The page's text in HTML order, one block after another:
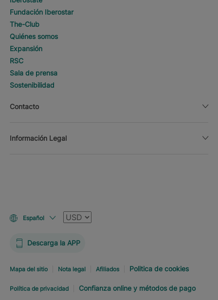
Fundación Iberostar
The-Club
Quiénes somos
Expansión
RSC
Sala de prensa
Sostenibilidad
Contacto
Información Legal
Español Moneda
Descarga la APP
Mapa del sitio Nota legal Afiliados Politica de cookies
Política de privacidad Confianza online y métodos de pago